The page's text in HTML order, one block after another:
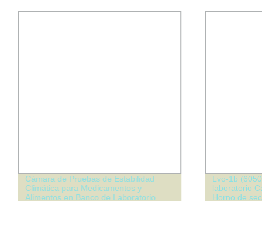
Cámara de Pruebas de Estabilidad
Climática para Medicamentos y
Alimentos en Banco de Laboratorio
Lvo-1b
laboratorio
Horno de